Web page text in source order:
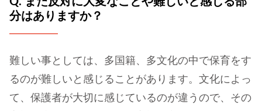
分はありますか？
難しい事としては、多国籍、多文化の中で保育をす
るのが難しいと感じることがあります。文化によっ
て、保護者が大切に感じているのが違うので、その